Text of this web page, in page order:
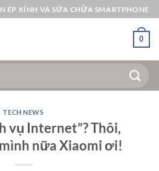
ÉP KÍNH VÀ SỬA CHỮA SMARTPHONE
0
TECH NEWS
vụ Internet”? Thôi,
nữa Xiaomi ơi!